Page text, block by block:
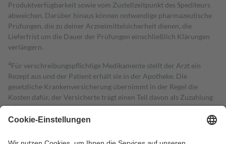
Produktverfügbarkeit sowie vom Zustellzeitpunkt des Spediteurs
abweichen. Darüber hinaus können notwendige pharmazeutische
Prüfungen, die zu deiner Arzneimittelsicherheit dienen, die
Lieferfrist um die Dauer der Prüfungen einschließlich Klärungen
verlängern.
4Für verschreibungspflichtige Medikamente stellt der Arzt ein
Rezept aus und der Patient erhält sie in der Apotheke. Die
gesetzliche Krankenversicherung übernimmt in der Regel die
Kosten dafür, der Versicherte trägt einen Teil davon als Zuzahlung
mit.
Grundsätzlich leisten Mitglieder Zuzahlungen in Höhe von zehn
höchstens zehn Euro.
Es sind jedoch nie mehr als die tatsächlichen